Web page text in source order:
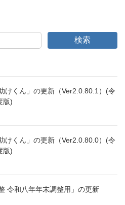
検索
けくん」の更新（Ver2.0.80.1）(令
版)
けくん」の更新（Ver2.0.80.0）(令
版)
令和八年年末調整用」の更新